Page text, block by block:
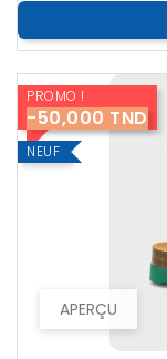
APERÇU
PROMO !
-50,000 TND
NEUF